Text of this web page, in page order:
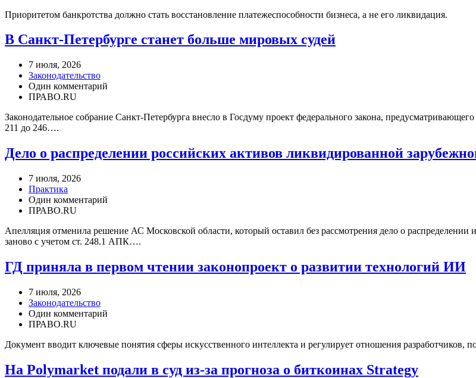
Приоритетом банкротства должно стать восстановление платежеспособности бизнеса, а не его ликвидация.
В Санкт-Петербурге станет больше мировых судей
7 июля, 2026
Законодательство
Один комментарий
ПРАВО.RU
Законодательное собрание Санкт-Петербурга внесло в Госдуму проект федерального закона,
211 до 246….
Дело о распределении российских активов ликвидированной
7 июля, 2026
Практика
Один комментарий
ПРАВО.RU
Апелляция отменила решение АС Московской области, который оставил без рассмотрения дело о
заново с учетом ст. 248.1 АПК….
ГД приняла в первом чтении законопроект о развитии технологий ИИ
7 июля, 2026
Законодательство
Один комментарий
ПРАВО.RU
Документ вводит ключевые понятия сферы искусственного интеллекта и регулирует отношения разработчиков,
На Polymarket подали в суд из-за прогноза о биткоинах Strategy